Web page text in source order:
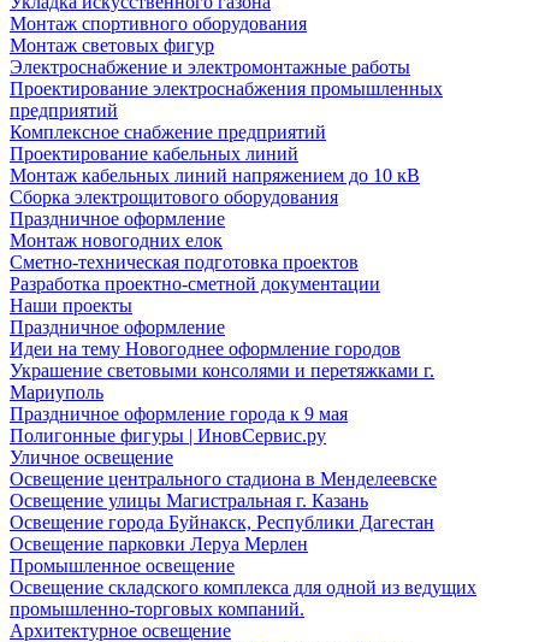
Монтаж спортивного оборудования
Монтаж световых фигур
Электроснабжение и электромонтажные работы
Проектирование электроснабжения промышленных
предприятий
Комплексное снабжение предприятий
Проектирование кабельных линий
Монтаж кабельных линий напряжением до 10 кВ
Сборка электрощитового оборудования
Праздничное оформление
Монтаж новогодних елок
Сметно-техническая подготовка проектов
Разработка проектно-сметной документации
Наши проекты
Праздничное оформление
Идеи на тему Новогоднее оформление городов
Украшение световыми консолями и перетяжками г.
Мариуполь
Праздничное оформление города к 9 мая
Полигонные фигуры | ИновСервис.ру
Уличное освещение
Освещение центрального стадиона в Менделеевске
Освещение улицы Магистральная г. Казань
Освещение города Буйнакск, Республики Дагестан
Освещение парковки Леруа Мерлен
Промышленное освещение
Освещение складского комплекса для одной из ведущих
промышленно-торговых компаний.
Архитектурное освещение